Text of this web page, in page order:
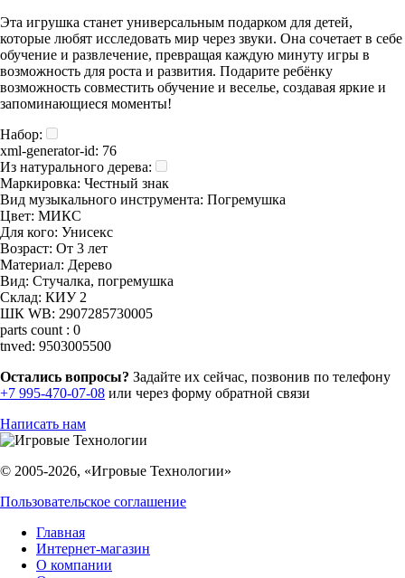
Эта игрушка станет универсальным подарком для детей,
которые любят исследовать мир через звуки. Она сочетает в себе
обучение и развлечение, превращая каждую минуту игры в
возможность для роста и развития. Подарите ребёнку
возможность совместить обучение и веселье, создавая яркие и
запоминающиеся моменты!
Набор:
xml-generator-id: 76
Из натурального дерева:
Маркировка: Честный знак
Вид музыкального инструмента: Погремушка
Цвет: МИКС
Для кого: Унисекс
Возраст: От 3 лет
Материал: Дерево
Вид: Стучалка, погремушка
Склад: КИУ 2
ШК WB: 2907285730005
parts count : 0
tnved: 9503005500
Остались вопросы? Задайте их сейчас, позвонив по телефону
+7 995-470-07-08 или через форму обратной связи
Написать нам
© 2005-2026, «Игровые Технологии»
Пользовательское соглашение
Главная
Интернет-магазин
О компании